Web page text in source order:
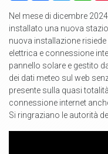
Nel mese di dicembre
installato una nuova
nuova installazione
elettrica e connessione
pannello solare e gestito
dei dati meteo sul web
presente sulla quasi
connessione internet
Si ringraziano le autorità